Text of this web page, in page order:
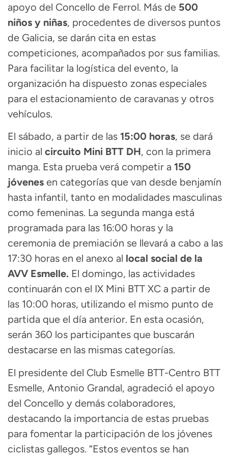
apoyo del Concello de Ferrol. Más de 500
niños y niñas, procedentes de diversos puntos
de Galicia, se darán cita en estas
competiciones, acompañados por sus familias.
Para facilitar la logística del evento, la
organización ha dispuesto zonas especiales
para el estacionamiento de caravanas y otros
vehículos.
El sábado, a partir de las 15:00 horas, se dará
inicio al circuito Mini BTT DH, con la primera
manga. Esta prueba verá competir a 150
jóvenes en categorías que van desde benjamín
hasta infantil, tanto en modalidades masculinas
como femeninas. La segunda manga está
programada para las 16:00 horas y la
ceremonia de premiación se llevará a cabo a las
17:30 horas en el anexo al local social de la
AVV Esmelle. El domingo, las actividades
continuarán con el IX Mini BTT XC a partir de
las 10:00 horas, utilizando el mismo punto de
partida que el día anterior. En esta ocasión,
serán 360 los participantes que buscarán
destacarse en las mismas categorías.
El presidente del Club Esmelle BTT-Centro BTT
Esmelle, Antonio Grandal, agradeció el apoyo
del Concello y demás colaboradores,
destacando la importancia de estas pruebas
para fomentar la participación de los jóvenes
ciclistas gallegos. “Estos eventos se han